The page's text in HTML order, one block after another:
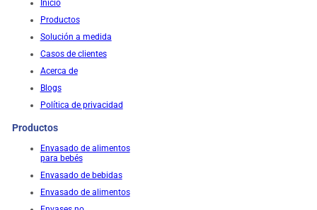
Inicio
Productos
Solución a medida
Casos de clientes
Acerca de
Blogs
Política de privacidad
Productos
Envasado de alimentos
para bebés
Envasado de bebidas
Envasado de alimentos